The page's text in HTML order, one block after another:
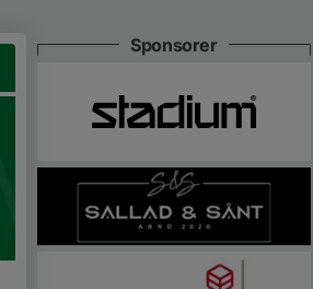
Sponsorer